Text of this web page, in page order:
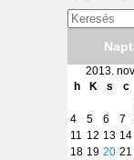
2013.
h
K s c
4
5 6 7
11 12 13 14
18 19 20 21